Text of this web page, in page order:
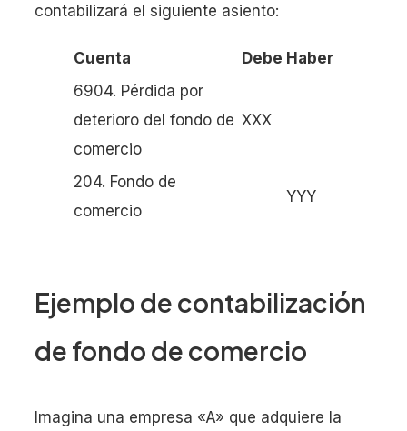
contabilizará el siguiente asiento:
Cuenta Debe Haber
6904. Pérdida por
deterioro del fondo de
comercio
XXX
204. Fondo de
comercio
YYY
Ejemplo de contabilización
de fondo de comercio
Imagina una empresa «A» que adquiere la